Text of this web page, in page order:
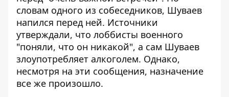
словам одного из собеседников, Шуваев
напился перед ней. Источники
утверждали, что лоббисты военного
"поняли, что он никакой", а сам Шуваев
злоупотребляет алкоголем. Однако,
несмотря на эти сообщения, назначение
все же произошло.